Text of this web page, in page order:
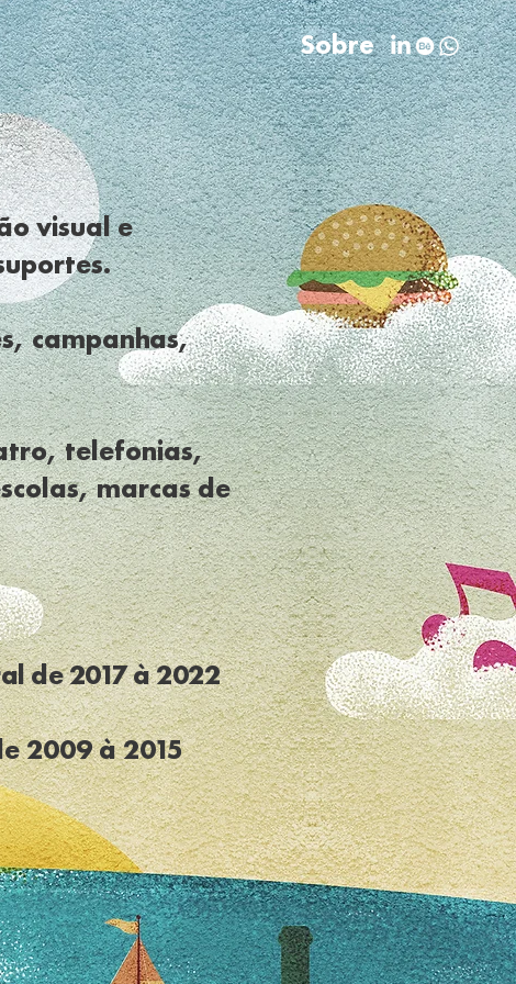
Sobre
visual e
campanhas,
telefonias,
marcas de
de 2017 à 2022
2009 à 2015